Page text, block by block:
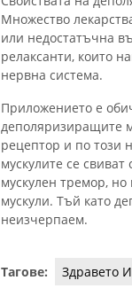
Множество
или недостатъчна
релаксанти, които
нервна система.
Приложението е
деполяризиращите
рецептор и по този
мускулите се
мускулен тремор, но
мускули. Тъй като
неизчерпаем.
Тагове: Здравето